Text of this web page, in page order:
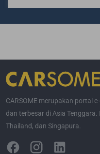
CARSOME merupakan portal
dan terbesar di Asia
Thailand, dan Singapura.